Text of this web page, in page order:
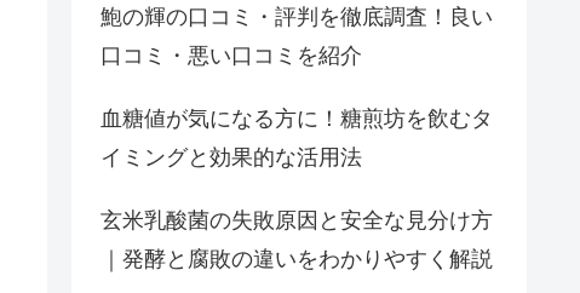
鮑の輝の口コミ・評判を徹底調査！良い
口コミ・悪い口コミを紹介
血糖値が気になる方に！糖煎坊を飲むタ
イミングと効果的な活用法
玄米乳酸菌の失敗原因と安全な見分け方
｜発酵と腐敗の違いをわかりやすく解説